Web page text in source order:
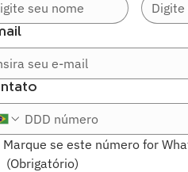
Marque se este número for
(Obrigatório)